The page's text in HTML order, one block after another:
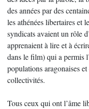
des années par des
les athénées libertaires et
syndicats avaient un rôle
apprenaient à lire et à
dans le film) qui a permis
populations aragonaises
collectivités.
Tous ceux qui ont l’âme